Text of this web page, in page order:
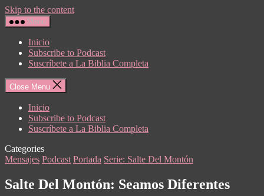
Skip to the content
Menu
Inicio
Subscribe to Podcast
Suscríbete a La Biblia Completa
Close Menu
Inicio
Subscribe to Podcast
Suscríbete a La Biblia Completa
Categories
Mensajes Podcast Portada Serie: Salte Del Montón
Salte Del Montón: Seamos Diferentes